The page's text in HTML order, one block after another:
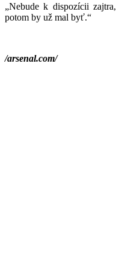
„Nebude k dispozícii
potom by už mal byť.“
/arsenal.com/